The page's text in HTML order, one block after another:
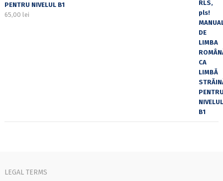
PENTRU NIVELUL B1
65,00 lei
LEGAL TERMS